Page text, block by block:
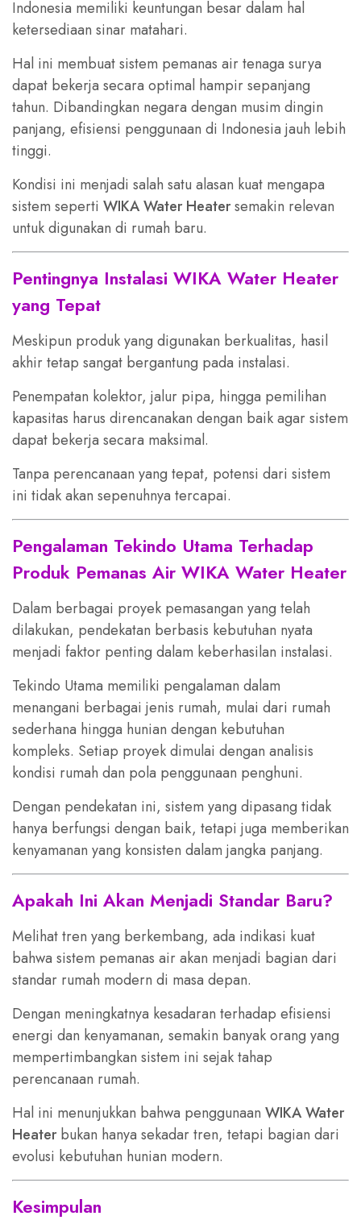
Indonesia memiliki keuntungan besar dalam hal
ketersediaan sinar matahari.
Hal ini membuat sistem pemanas air tenaga surya
dapat bekerja secara optimal hampir sepanjang
tahun. Dibandingkan negara dengan musim dingin
panjang, efisiensi penggunaan di Indonesia jauh lebih
tinggi.
Kondisi ini menjadi salah satu alasan kuat mengapa
sistem seperti WIKA Water Heatersemakin relevan
untuk digunakan di rumah baru.
Pentingnya Instalasi WIKA Water Heater
yang Tepat
Meskipun produk yang digunakan berkualitas, hasil
akhir tetap sangat bergantung pada instalasi.
Penempatan kolektor, jalur pipa, hingga pemilihan
kapasitas harus direncanakan dengan baik agar sistem
dapat bekerja secara maksimal.
Tanpa perencanaan yang tepat, potensi dari sistem
ini tidak akan sepenuhnya tercapai.
Pengalaman Tekindo Utama Terhadap
Produk Pemanas Air WIKA Water Heater
Dalam berbagai proyek pemasangan yang telah
dilakukan, pendekatan berbasis kebutuhan nyata
menjadi faktor penting dalam keberhasilan instalasi.
Tekindo Utama memiliki pengalaman dalam
menangani berbagai jenis rumah, mulai dari rumah
sederhana hingga hunian dengan kebutuhan
kompleks. Setiap proyek dimulai dengan analisis
kondisi rumah dan pola penggunaan penghuni.
Dengan pendekatan ini, sistem yang dipasang tidak
hanya berfungsi dengan baik, tetapi juga memberikan
kenyamanan yang konsisten dalam jangka panjang.
Apakah Ini Akan Menjadi Standar Baru?
Melihat tren yang berkembang, ada indikasi kuat
bahwa sistem pemanas air akan menjadi bagian dari
standar rumah modern di masa depan.
Dengan meningkatnya kesadaran terhadap efisiensi
energi dan kenyamanan, semakin banyak orang yang
mempertimbangkan sistem ini sejak tahap
perencanaan rumah.
Hal ini menunjukkan bahwa penggunaan WIKA Water
Heaterbukan hanya sekadar tren, tetapi bagian dari
evolusi kebutuhan hunian modern.
Kesimpulan